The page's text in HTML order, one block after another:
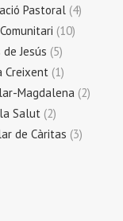
Pastoral (4)
(10)
de Jesús (5)
Creixent (1)
Magdalena (2)
Salut (2)
de Càritas (3)